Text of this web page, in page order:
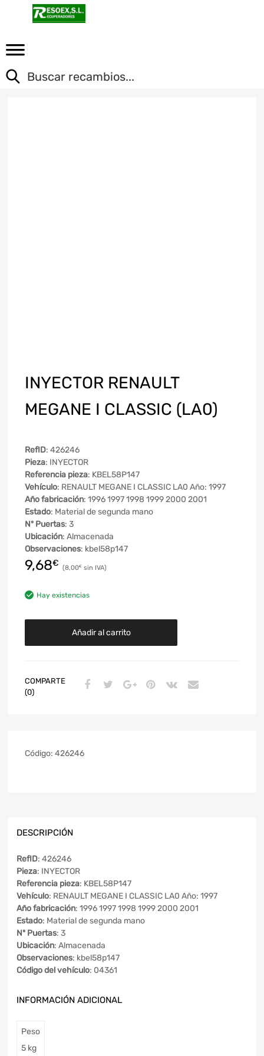
INYECTOR RENAULT
MEGANE I CLASSIC (LA0)
RefID: 426246
Pieza: INYECTOR
Referencia pieza: KBEL58P147
Vehículo: RENAULT MEGANE I CLASSIC LA0 Año: 1997
Año fabricación: 1996 1997 1998 1999 2000 2001
Estado: Material de segunda mano
Nº Puertas: 3
Ubicación: Almacenada
Observaciones: kbel58p147
9,68€ 8,00€
Hay existencias
Añadir al carrito
COMPARTE
(0)
Código: 426246
DESCRIPCIÓN
RefID: 426246
Pieza: INYECTOR
Referencia pieza: KBEL58P147
Vehículo: RENAULT MEGANE I CLASSIC LA0 Año: 1997
Año fabricación: 1996 1997 1998 1999 2000 2001
Estado: Material de segunda mano
Nº Puertas: 3
Ubicación: Almacenada
Observaciones: kbel58p147
Código del vehículo: 04361
INFORMACIÓN ADICIONAL
Peso
5 kg